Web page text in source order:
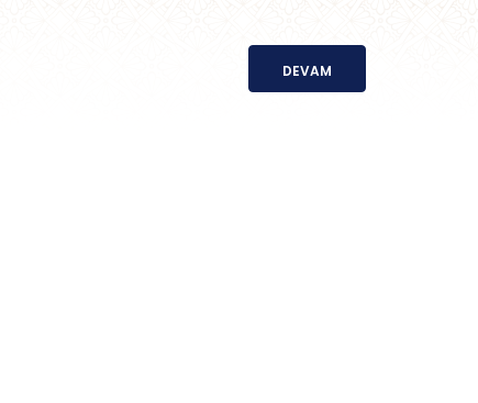
DEVAM